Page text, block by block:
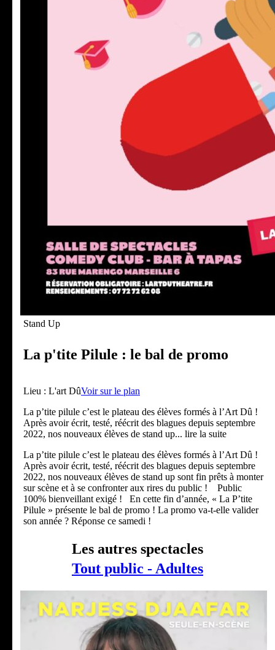
Stand Up
La p'tite Pilule : le bal de promo
Lieu : L'art DûVoir sur le plan
La p’tite pilule c’est le plateau des élèves formés à l’Art Dû !
Après avoir écrit, testé, réécrit des blagues depuis septembre
2022, nos nouveaux élèves de stand up... lire la suite
La p’tite pilule c’est le plateau des élèves formés à l’Art Dû !
Après avoir écrit, testé, réécrit des blagues depuis septembre
2022, nos nouveaux élèves de stand up sont fin prêts à monter
sur scène et à se confronter aux rires du public ! Public
100% bienveillant exigé ! En cette fin d’année, « La P’tite
Pilule » présente le bal de promo ! La promo va-t-elle valider
son année ? Réponse ce samedi !
Les autres spectacles
Tout public - Adultes